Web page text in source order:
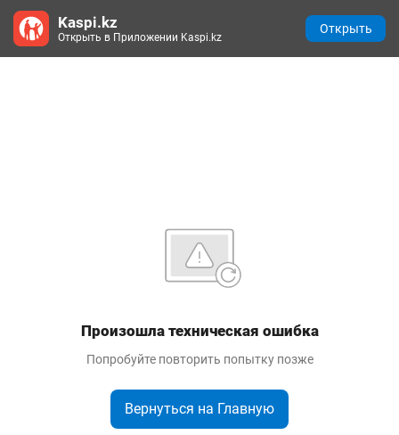
Произошла техническая ошибка
Попробуйте повторить попытку позже
Вернуться на Главную
Kaspi.kz
Открыть в Приложении Kaspi.kz
Открыть